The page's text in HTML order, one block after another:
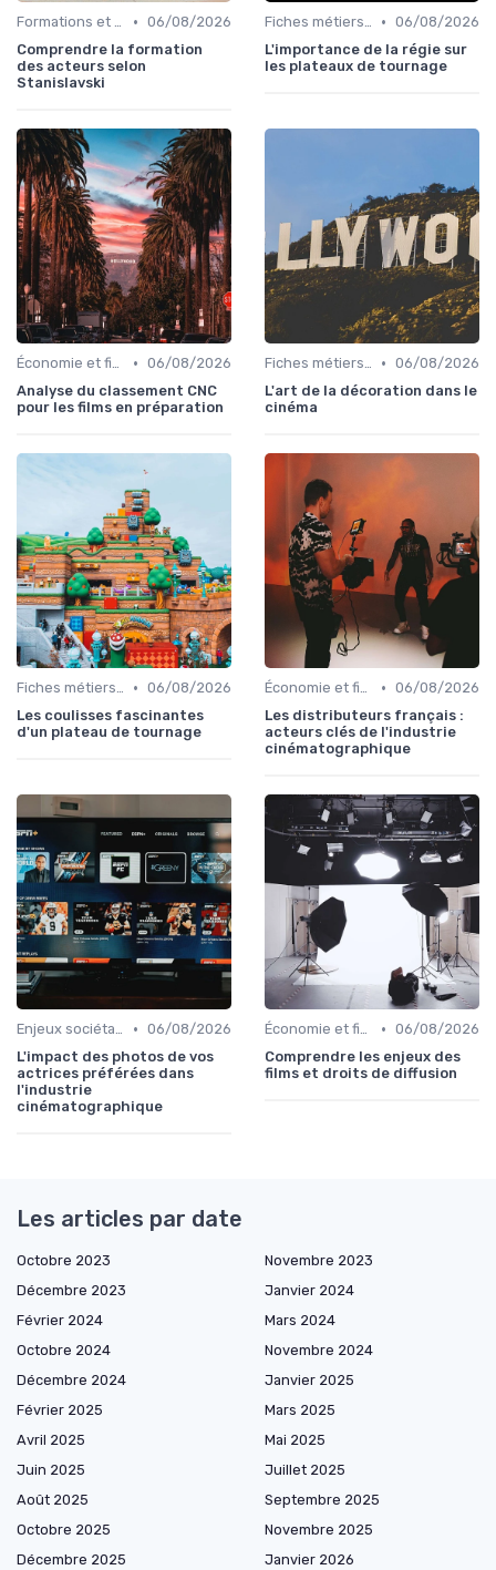
Formations et écoles de cinéma • 06/08/2026
Comprendre la formation
des acteurs selon
Stanislavski
Fiches métiers du plateau • 06/08/2026
L'importance de la régie sur
les plateaux de tournage
Économie et financement des films • 06/08/2026
Analyse du classement CNC
pour les films en préparation
Fiches métiers du plateau • 06/08/2026
L'art de la décoration dans le
cinéma
Fiches métiers du plateau • 06/08/2026
Les coulisses fascinantes
d'un plateau de tournage
Économie et financement des films • 06/08/2026
Les distributeurs français :
acteurs clés de l'industrie
cinématographique
Enjeux sociétaux et environnementaux • 06/08/2026
L'impact des photos de vos
actrices préférées dans
l'industrie
cinématographique
Économie et financement des films • 06/08/2026
Comprendre les enjeux des
films et droits de diffusion
Les articles par date
Octobre 2023
Novembre 2023
Décembre 2023
Janvier 2024
Février 2024
Mars 2024
Octobre 2024
Novembre 2024
Décembre 2024
Janvier 2025
Février 2025
Mars 2025
Avril 2025
Mai 2025
Juin 2025
Juillet 2025
Août 2025
Septembre 2025
Octobre 2025
Novembre 2025
Décembre 2025
Janvier 2026